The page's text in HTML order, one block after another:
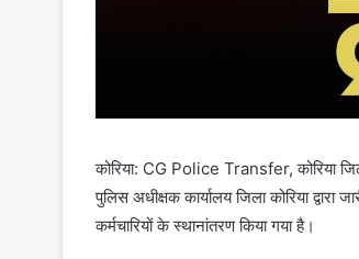
कोरिया: CG Police Transfer, कोरिया
पुलिस अधीक्षक कार्यालय जिला कोरिया
कर्मचारियों के स्थानांतरण किया गया है।